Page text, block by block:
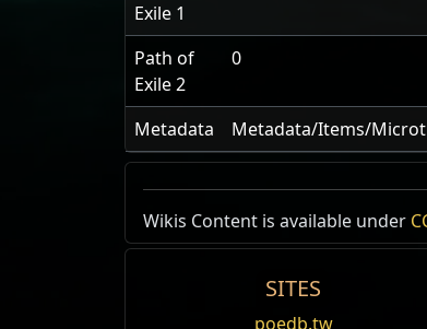
Exile 1
Path of
Exile 2
0
Metadata Metadata/Items/
Wikis Content is available under
SITES
poedb.tw